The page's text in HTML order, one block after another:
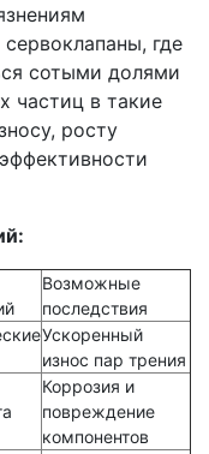
где
сотыми долями
частиц в такие
росту
Возможные
последствия
Ускоренный
износ пар трения
Коррозия и
повреждение
компонентов